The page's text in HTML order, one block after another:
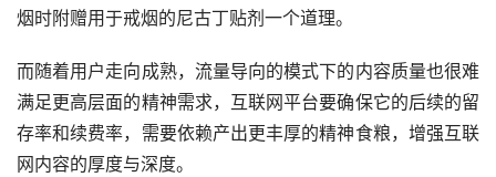
烟时附赠用于戒烟的尼古丁贴剂一个道理。
而随着用户走向成熟，流量导向的模式下的内容质量也很难
满足更高层面的精神需求，互联网平台要确保它的后续的留
存率和续费率，需要依赖产出更丰厚的精神食粮，增强互联
网内容的厚度与深度。